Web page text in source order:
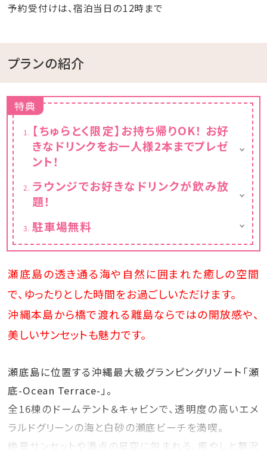
予約受付けは、宿泊当日の12時まで
プランの紹介
特典
【ちゅらとく限定】お持ち帰りOK！ お好
きなドリンクをお一人様2本までプレゼ
ント！
その場でお楽しみいただくのはもちろん、お土
産としてお持ち帰りいただくことも可能です♪
好きなドリンクをお選びいただけます。
対象商品例
・バヤリース など
※対象商品よりお選びいただけます。
ラウンジでお好きなドリンクが飲み放
題！
アルコール
レモン・ピーチ・カシス・シークワーサー・パイ
ン・梅・JJ・ハイボール
ソフトドリンク
さんぴん茶・パイン・シークワーサー・オレンジ
※グラス交換制
※内容は日によって異なります。どんなドリン
クが楽しめるかは当日のお楽しみです♪
駐車場無料
約20台分の駐車スペースをご用意しておりま
す。
ご予約不要で、無料にてご利用いただけます。
※1部屋につき3台以上でお越しの場合は、必
ず事前にご相談ください。
瀬底島の透き通る海や自然に囲まれた癒しの空間
で、ゆったりとした時間をお過ごしいただけます。
沖縄本島から橋で渡れる離島ならではの開放感や、
美しいサンセットも魅力です。
瀬底島に位置する沖縄最大級グランピングリゾート「瀬
底-Ocean Terrace-」。
全16棟のドームテント＆キャビンで、透明度の高いエメ
ラルドグリーンの海と白砂の瀬底ビーチを満喫。
絶景サンセットや満点の星空に包まれる、癒やしと贅沢